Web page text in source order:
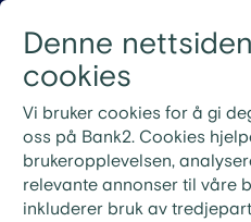
Denne
cookies
Vi bruker cookies for å gi
oss på Bank2. Cookies
brukeropplevelsen,
relevante annonser til våre
inkluderer bruk av
Nye rutiner for
Ved ekstrainnbetaling på
KID-nummeret fra din
stedet å betale neste
gode + ditt lånenummer»